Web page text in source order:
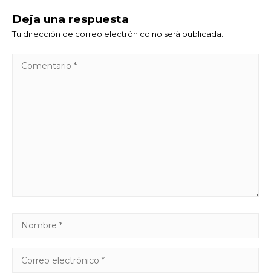
Deja una respuesta
Tu dirección de correo electrónico no será publicada.